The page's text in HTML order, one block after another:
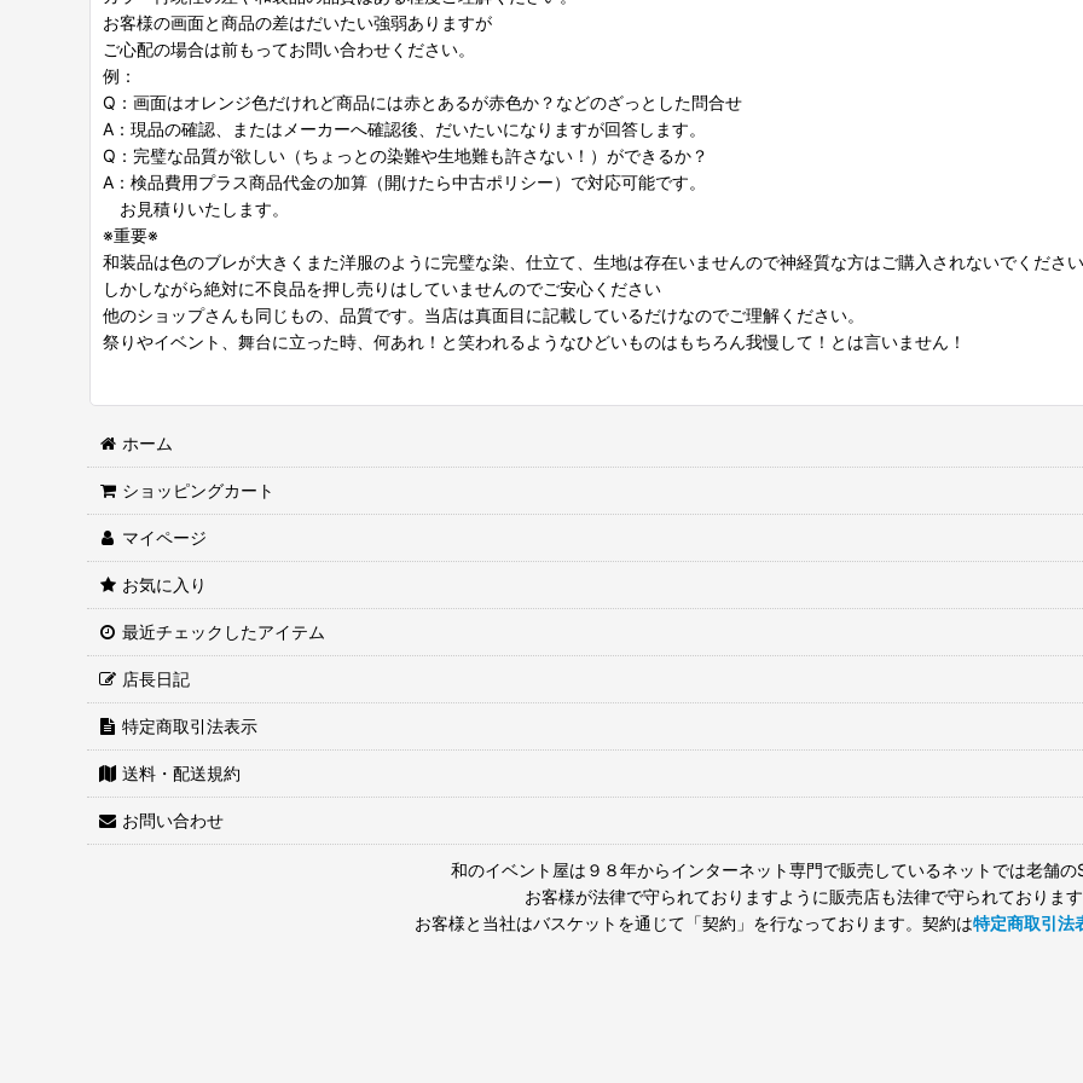
お客様の画面と商品の差はだいたい強弱ありますが
ご心配の場合は前もってお問い合わせください。
例：
Q：画面はオレンジ色だけれど商品には赤とあるが赤色か？などのざっとした問合せ
A：現品の確認、またはメーカーへ確認後、だいたいになりますが回答します。
Q：完璧な品質が欲しい（ちょっとの染難や生地難も許さない！）ができるか？
A：検品費用プラス商品代金の加算（開けたら中古ポリシー）で対応可能です。
お見積りいたします。
※重要※
和装品は色のブレが大きくまた洋服のように完璧な染、仕立て、生地は存在いませんので神経質な方はご購入されないでくださ
しかしながら絶対に不良品を押し売りはしていませんのでご安心ください
他のショップさんも同じもの、品質です。当店は真面目に記載しているだけなのでご理解ください。
祭りやイベント、舞台に立った時、何あれ！と笑われるようなひどいものはもちろん我慢して！とは言いません！
ホーム
ショッピングカート
マイページ
お気に入り
最近チェックしたアイテム
店長日記
特定商取引法表示
送料・配送規約
お問い合わせ
和のイベント屋は９８年からインターネット専門で販売しているネットでは老舗の
お客様が法律で守られておりますように販売店も法律で守られておりま
お客様と当社はバスケットを通じて「契約」を行なっております。契約は特定商取引法